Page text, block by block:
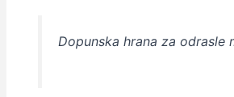
Dopunska hrana za odrasle